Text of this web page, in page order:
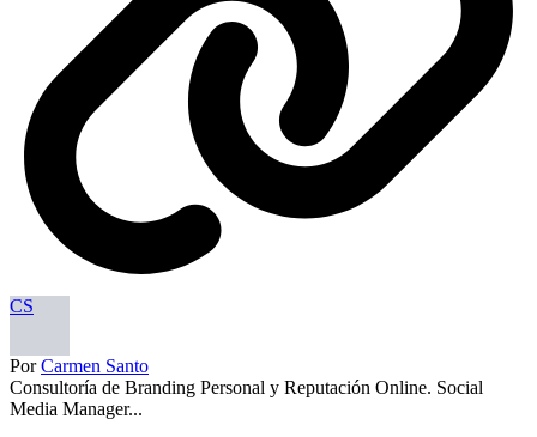
CS
PorCarmen Santo
Consultoría de Branding Personal y Reputación Online. Social
Media Manager...